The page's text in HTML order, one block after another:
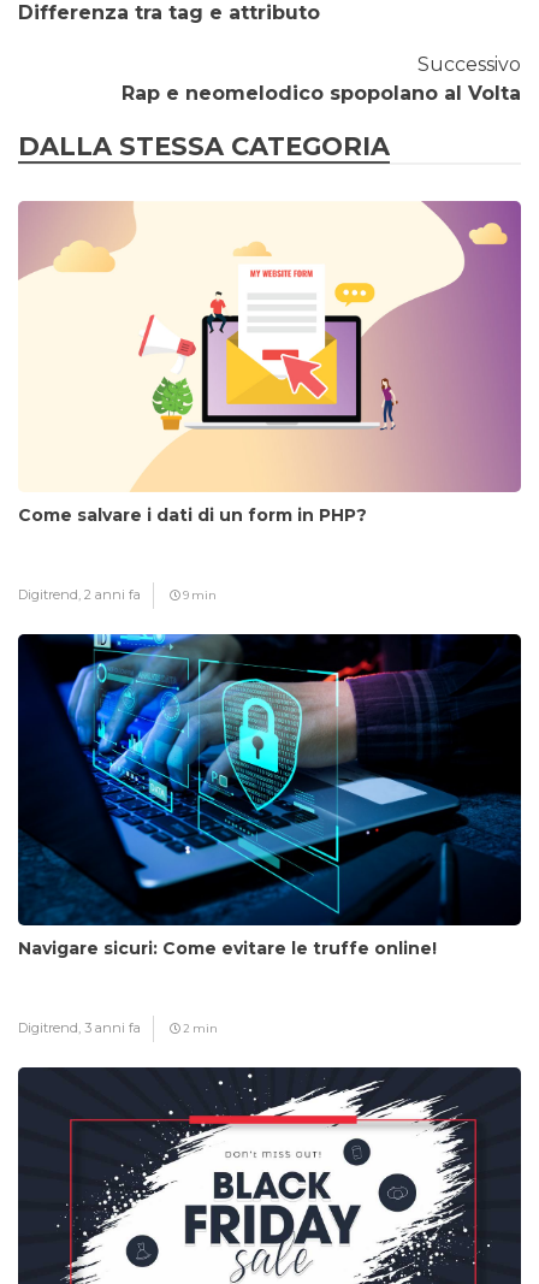
Differenza tra tag e attributo
Successivo
Rap e neomelodico spopolano al Volta
DALLA STESSA CATEGORIA
Come salvare i dati di un form in PHP?
Digitrend, 2 anni fa 9 min
Navigare sicuri: Come evitare le truffe online!
Digitrend, 3 anni fa 2 min